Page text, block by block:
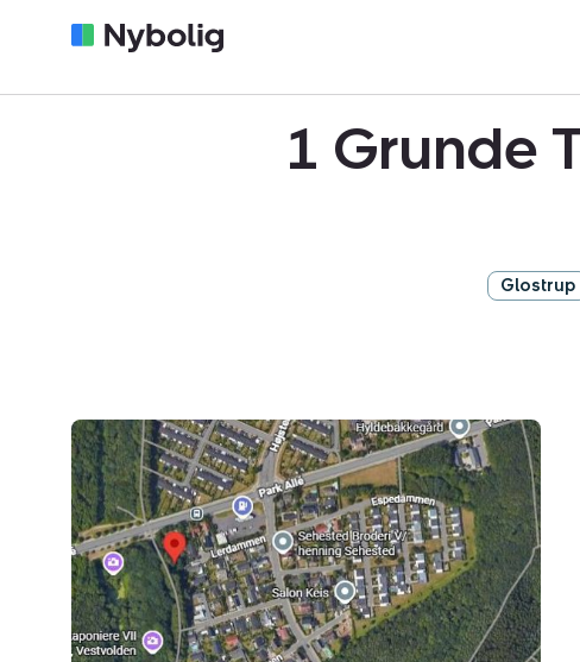
1 Grunde
Glostrup
Helårsgrund:
Lerdammen
56,
2605
Brøndby